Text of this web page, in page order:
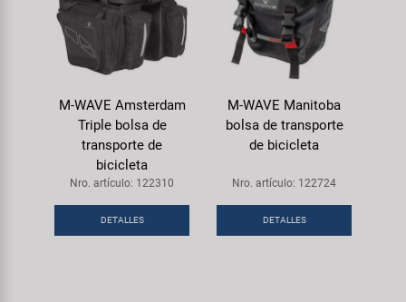
M-WAVE Amsterdam
Triple bolsa de
transporte de
bicicleta
Nro. artículo: 122310
DETALLES
M-WAVE Manitoba
bolsa de transporte
de bicicleta
Nro. artículo: 122724
DETALLES